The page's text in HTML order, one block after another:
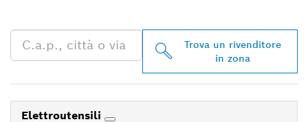
Trova un rivenditore
in zona
Elettroutensili